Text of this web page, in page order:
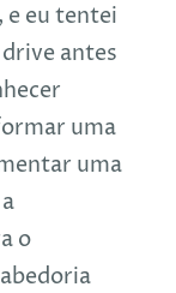
e eu tentei
antes
uma
uma
o